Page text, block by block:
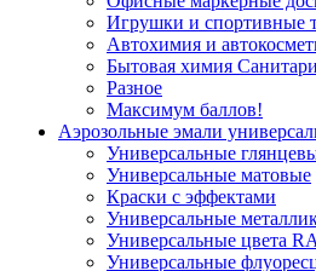
Игрушки и спортивные
Автохимия и
Бытовая химия
Разное
Максимум баллов!
Аэрозольные эмали
Универсальные
Универсальные матовые
Краски с эффектами
Универсальные
Универсальные цвета
Универсальные